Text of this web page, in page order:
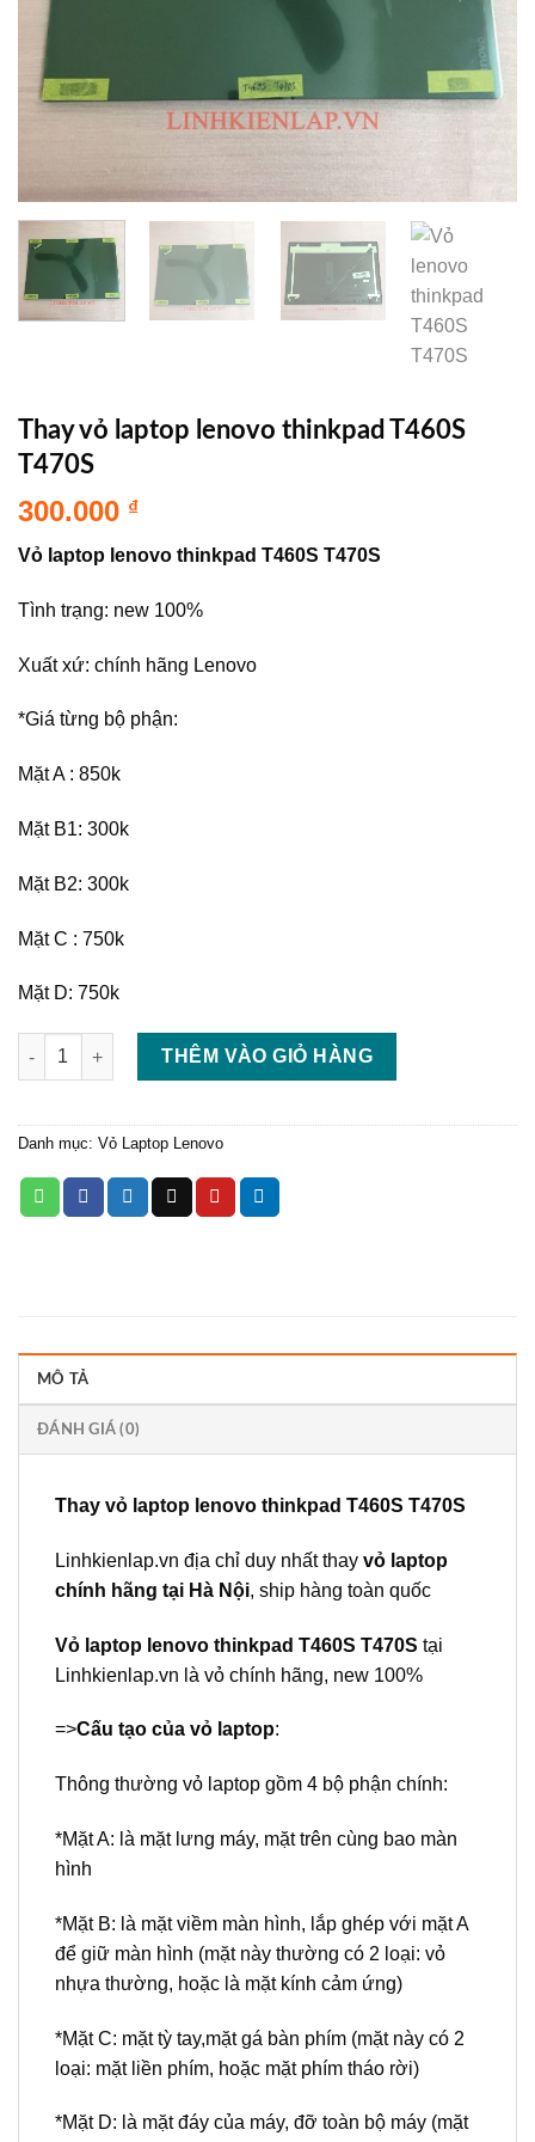
Thay vỏ laptop lenovo thinkpad T460S
T470S
300.000 ₫
Vỏ laptop lenovo thinkpad T460S T470S
Tình trạng: new 100%
Xuất xứ: chính hãng Lenovo
*Giá từng bộ phận:
Mặt A : 850k
Mặt B1: 300k
Mặt B2: 300k
Mặt C : 750k
Mặt D: 750k
Thay vỏ laptop lenovo thinkpad T460S T470S số lượng
THÊM VÀO GIỎ HÀNG
Danh mục: Vỏ Laptop Lenovo
MÔ TẢ
ĐÁNH GIÁ (0)
Thay vỏ laptop lenovo thinkpad T460S T470S
Linhkienlap.vn địa chỉ duy nhất thay vỏ laptop
chính hãng tại Hà Nội, ship hàng toàn quốc
Vỏ laptop lenovo thinkpad T460S T470S tại
Linhkienlap.vn là vỏ chính hãng, new 100%
=>Cấu tạo của vỏ laptop:
Thông thường vỏ laptop gồm 4 bộ phận chính:
*Mặt A: là mặt lưng máy, mặt trên cùng bao màn
hình
*Mặt B: là mặt viềm màn hình, lắp ghép với mặt A
để giữ màn hình (mặt này thường có 2 loại: vỏ
nhựa thường, hoặc là mặt kính cảm ứng)
*Mặt C: mặt tỳ tay,mặt gá bàn phím (mặt này có 2
loại: mặt liền phím, hoặc mặt phím tháo rời)
*Mặt D: là mặt đáy của máy, đỡ toàn bộ máy (mặt